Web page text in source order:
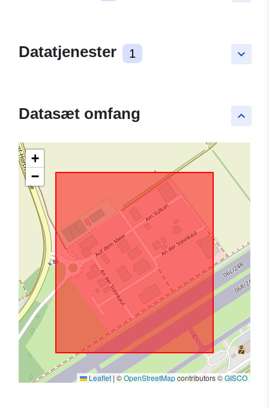
keyboard_arrow_down
Datatjenester 1
keyboard_arrow_up
Datasæt omfang
+
−
Leaflet | ©OpenStreetMapcontributors ©GISCO